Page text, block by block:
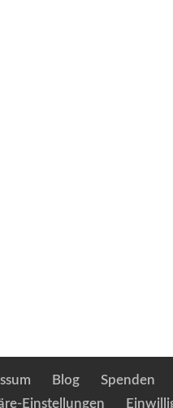
Blog Spenden
Einstellungen